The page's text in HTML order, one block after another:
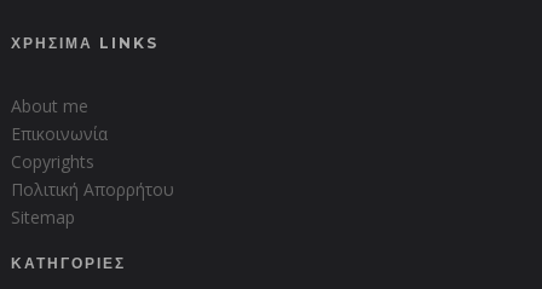
ΧΡΗΣΙΜΑ LINKS
About me
Επικοινωνία
Copyrights
Πολιτική Απορρήτου
Sitemap
ΚΑΤΗΓΟΡΙΕΣ